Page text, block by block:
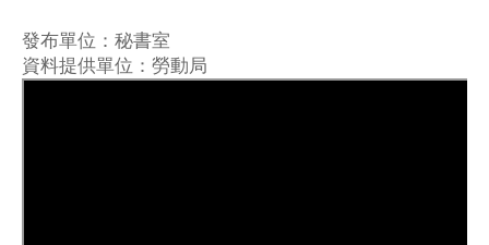
發布單位：秘書室
資料提供單位：勞動局